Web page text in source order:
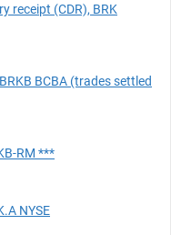
receipt (CDR), BRK
BCBA (trades settled
RM ***
NYSE